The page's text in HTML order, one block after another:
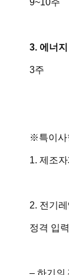
3. 에너
3주
※특이
1. 제조
2. 전기
정격 입
– 하기의